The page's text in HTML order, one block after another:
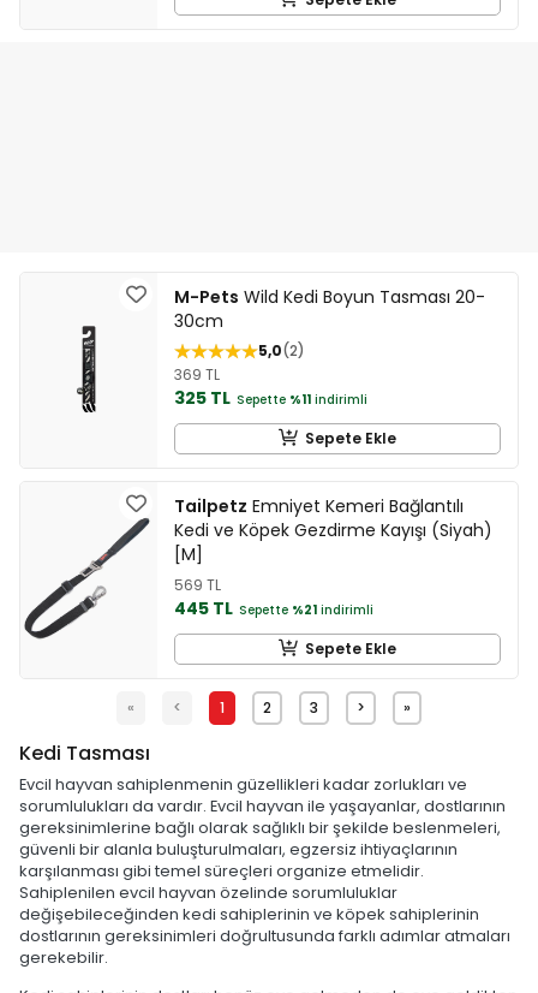
M-Pets Wild Kedi Boyun Tasması 20-
30cm
5,0 2
369 TL
325 TL Sepette %11 indirimli
Sepete Ekle
Tailpetz Emniyet Kemeri Bağlantılı
Kedi ve Köpek Gezdirme Kayışı (Siyah)
[M]
569 TL
445 TL Sepette %21 indirimli
Sepete Ekle
« < 1 2 3 > »
Kedi Tasması
Evcil hayvan sahiplenmenin güzellikleri kadar zorlukları ve
sorumlulukları da vardır. Evcil hayvan ile yaşayanlar, dostlarının
gereksinimlerine bağlı olarak sağlıklı bir şekilde beslenmeleri,
güvenli bir alanla buluşturulmaları, egzersiz ihtiyaçlarının
karşılanması gibi temel süreçleri organize etmelidir.
Sahiplenilen evcil hayvan özelinde sorumluluklar
değişebileceğinden kedi sahiplerinin ve köpek sahiplerinin
dostlarının gereksinimleri doğrultusunda farklı adımlar atmaları
gerekebilir.